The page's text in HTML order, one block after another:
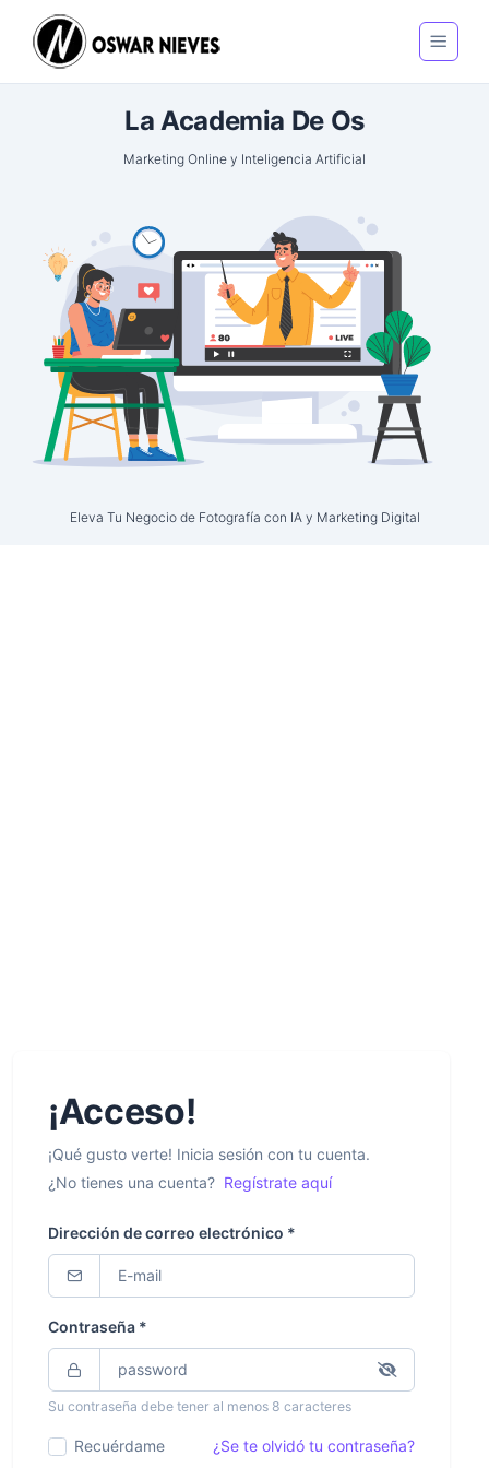
La Academia De Os
Marketing Online y Inteligencia Artificial
Eleva Tu Negocio de Fotografía con IA y Marketing Digital
¡Acceso!
¡Qué gusto verte! Inicia sesión con tu cuenta.
¿No tienes una cuenta? Regístrate aquí
Dirección de correo electrónico *
Contraseña *
Su contraseña debe tener al menos 8 caracteres
Recuérdame ¿Se te olvidó tu contraseña?